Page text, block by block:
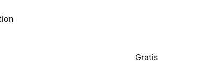
Gratis